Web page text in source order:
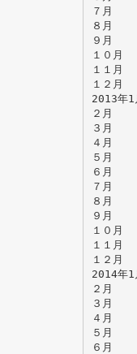
７月
８月
９月
１０月
１１月
１２月
2013年1
２月
３月
４月
５月
６月
７月
８月
９月
１０月
１１月
１２月
2014年1
２月
３月
４月
５月
６月